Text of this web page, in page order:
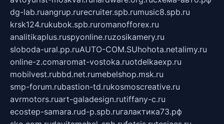
dg-lab.ruangrup.rurecruiter.spb.rumusic8.spb.ru
krsk124.rukubok.spb.ruromanofforex.ru
analitikaplus.ruspyonline.ruzosikamery.ru
sloboda-ural.pp.ruAUTO-COM.SUhohota.netalimy.ru
online-z.comaromat-vostoka.ruotdelkaexp.ru
mobilvest.rubbd.net.rumebelshop.msk.ru
smp-forum.rubastion-td.rukosmoscreative.ru
avrmotors.ruart-galadesign.rutiffany-c.ru
ecostep-samara.rud-p.spb.ruгалактика73.рф